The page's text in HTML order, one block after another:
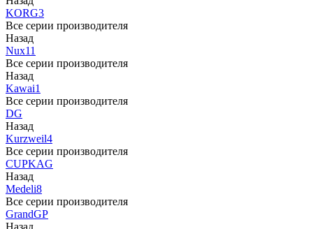
KORG3
Все серии производителя
Назад
Nux11
Все серии производителя
Назад
Kawai1
Все серии производителя
DG
Назад
Kurzweil4
Все серии производителя
CUPKAG
Назад
Medeli8
Все серии производителя
GrandGP
Назад